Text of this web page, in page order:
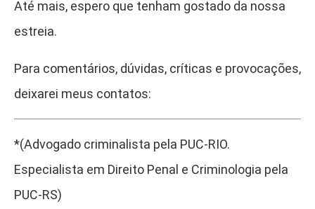
Até mais, espero que tenham gostado da nossa
estreia.
Para comentários, dúvidas, críticas e provocações,
deixarei meus contatos:
*(Advogado criminalista pela PUC-RIO.
Especialista em Direito Penal e Criminologia pela
PUC-RS)